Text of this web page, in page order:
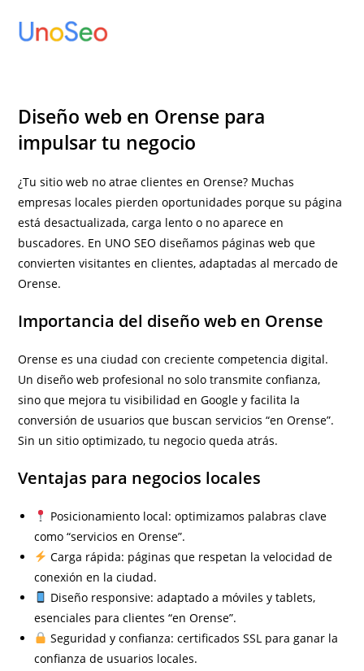
Diseño web en Orense para
impulsar tu negocio
¿Tu sitio web no atrae clientes en Orense? Muchas
empresas locales pierden oportunidades porque su página
está desactualizada, carga lento o no aparece en
buscadores. En UNO SEO diseñamos páginas web que
convierten visitantes en clientes, adaptadas al mercado de
Orense.
Importancia del diseño web en Orense
Orense es una ciudad con creciente competencia digital.
Un diseño web profesional no solo transmite confianza,
sino que mejora tu visibilidad en Google y facilita la
conversión de usuarios que buscan servicios “en Orense”.
Sin un sitio optimizado, tu negocio queda atrás.
Ventajas para negocios locales
Posicionamiento local: optimizamos palabras clave
como “servicios en Orense”.
Carga rápida: páginas que respetan la velocidad de
conexión en la ciudad.
Diseño responsive: adaptado a móviles y tablets,
esenciales para clientes “en Orense”.
Seguridad y confianza: certificados SSL para ganar la
confianza de usuarios locales.